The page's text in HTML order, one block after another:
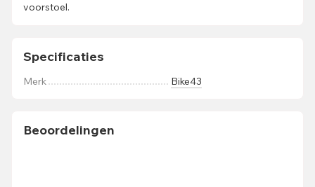
voorstoel.
Specificaties
Merk Bike43
Beoordelingen